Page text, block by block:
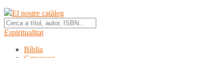
El nostre catàleg
Espiritualitat
Bíblia